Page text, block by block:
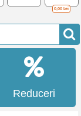
0,00 Lei
Reduceri